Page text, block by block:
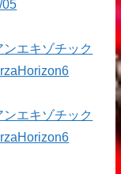
05
エキゾチック
エキゾチック